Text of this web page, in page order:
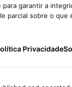
garantir a
parcial sobre o
Privacidade